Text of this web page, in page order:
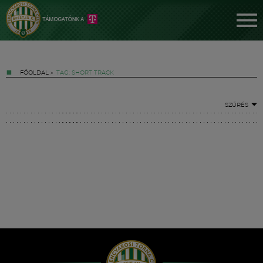
FŐOLDAL » TAG: SHORT TRACK
SZŰRÉS
Hírek